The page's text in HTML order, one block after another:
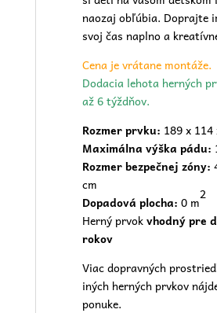
naozaj obľúbia. Doprajte
svoj čas naplno a
Cena je vrátane montáže.
Dodacia lehota herných
až 6 týždňov.
Rozmer prvku: 189 x 114
Maximálna výška pádu:
Rozmer bezpečnej zóny:
cm
Dopadová plocha: 0 m
2
Herný prvokvhodný pre
rokov
Viac dopravných
iných herných prvkov
ponuke.